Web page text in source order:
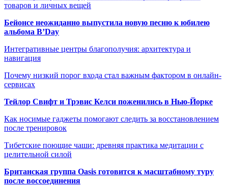
товаров и личных вещей
Бейонсе неожиданно выпустила новую песню к юбилею
альбома B’Day
Интегративные центры благополучия: архитектура и
навигация
Почему низкий порог входа стал важным фактором в онлайн-
сервисах
Тейлор Свифт и Трэвис Келси поженились в Нью-Йорке
Как носимые гаджеты помогают следить за восстановлением
после тренировок
Тибетские поющие чаши: древняя практика медитации с
целительной силой
Британская группа Oasis готовится к масштабному туру
после воссоединения